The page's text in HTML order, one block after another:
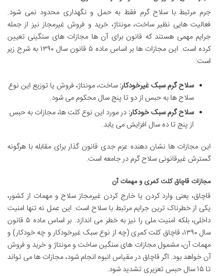
جرم مرتبط با سلاح گرم فقط به حمل و نگهداری محدود نمی شود.
فعالیت هایی نظیر ساخت، مونتاژ، خرید و فروش غیرمجاز نیز از جمله
جرایم مهمی هستند که قانون برای آن ها مجازات های سنگینی تعیین
کرده است. این مجازات ها بر اساس ماده ۵ قانون سال ۱۳۹۰ به شرح زیر
است:
سلاح گرم سبک غیرخودکار: ساخت، مونتاژ، فروش یا توزیع این نوع
سلاح ها به حبس از دو تا پنج سال محکوم می شود.
سلاح گرم سبک خودکار: در مورد این نوع کلت ها، مجازات به حبس
از پنج تا ده سال افزایش می یابد.
این مجازات ها نشان دهنده عزم جدی قانون گذار برای مقابله با هرگونه
گسترش غیرقانونی سلاح گرم در جامعه است.
مجازات قاچاق کلت کمری و مهمات آن
قاچاق، یعنی وارد کردن یا خارج کردن غیرمجاز سلاح و مهمات از کشور،
یکی از خطرناک ترین جرایم مرتبط با سلاح است. این عمل نه تنها امنیت
داخلی، بلکه امنیت ملی را نیز به خطر می اندازد. بر اساس ماده ۵ قانون
سال ۱۳۹۰، قاچاق کلت کمری (چه از نوع سبک غیرخودکار و چه خودکار) و
مهمات آن، مشمول مجازات های سنگین ساخت و مونتاژ و خرید و فروش
آن خواهد بود. اگر قاچاق در مقیاس انبوه انجام شود، مجازات ها می تواند
تا ۱۵ سال حبس تعزیری تشدید شود.